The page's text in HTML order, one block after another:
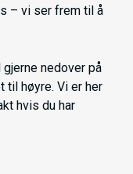
– vi ser frem til å
nedover på
til høyre. Vi er her
hvis du har